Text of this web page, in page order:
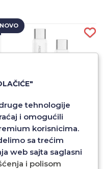
NOVO
USB KABL MOSSILY JT193
TYPE-C TO TYPE-C 60W
PD 1M CRNI
tehnologije
i omogućili
korisnicima.
sa trećim
web sajta saglasni
i polisom